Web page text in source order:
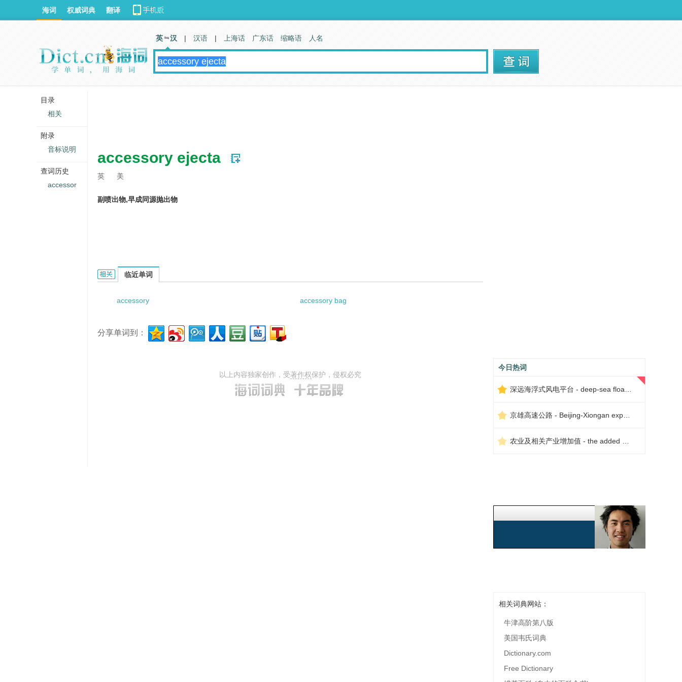
accessory ejecta
英 美
副喷出物,早成同源抛出物
accessory ejecta的相关资料：
临近单词
accessory accessory bag
分享单词到：
以上内容独家创作，受著作权保护，侵权必究
今日热词
相关词典网站：
牛津高阶第八版
美国韦氏词典
Dictionary.com
Free Dictionary
海词 权威词典 翻译
英 汉 | 汉语 | 上海话 广东话 缩略语 人名
目录
相关
附录
音标说明
查词历史
accessor